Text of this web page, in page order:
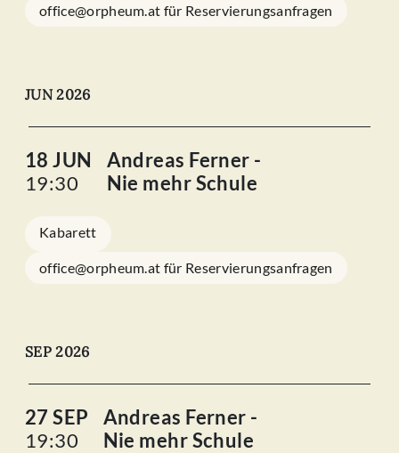
office@orpheum.at für Reservierungsanfragen
JUN 2026
18 JUN
19:30
Andreas Ferner -
Nie mehr Schule
Kabarett
office@orpheum.at für Reservierungsanfragen
SEP 2026
27 SEP
19:30
Andreas Ferner -
Nie mehr Schule